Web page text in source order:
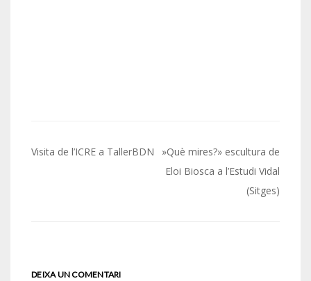
Navegació
Visita de l’ICRE a TallerBDN
»Què mires?» escultura de
Eloi Biosca a l’Estudi Vidal
(Sitges)
DEIXA UN COMENTARI